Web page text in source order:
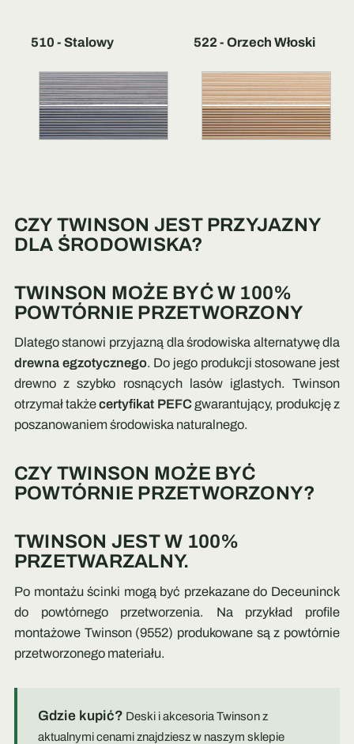
510 - Stalowy 522 - Orzech Włoski
CZY TWINSON JEST PRZYJAZNY
DLA ŚRODOWISKA?
TWINSON MOŻE BYĆ W 100%
POWTÓRNIE PRZETWORZONY
Dlatego stanowi przyjazną dla środowiska alternatywę dla
drewna egzotycznego. Do jego produkcji stosowane jest
drewno z szybko rosnących lasów iglastych. Twinson
otrzymał takżecertyfikat PEFCgwarantujący, produkcję z
poszanowaniem środowiska naturalnego.
CZY TWINSON MOŻE BYĆ
POWTÓRNIE PRZETWORZONY?
TWINSON JEST W 100%
PRZETWARZALNY.
Po montażu ścinki mogą być przekazane do Deceuninck
do powtórnego przetworzenia. Na przykład profile
montażowe Twinson (9552) produkowane są z powtórnie
przetworzonego materiału.
Gdzie kupić? Deski i akcesoria Twinson z
aktualnymi cenami znajdziesz w naszym sklepie